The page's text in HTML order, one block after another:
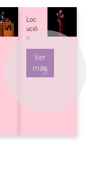
Next